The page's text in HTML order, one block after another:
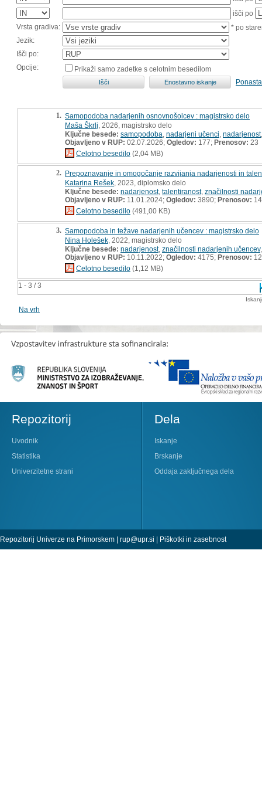
išči po
Vrsta gradiva:
* po
Jezik:
Išči po:
Opcije:
Prikaži samo zadetke s celotnim besedilom
1 - 3 / 3
1. Samopodoba nadarjenih osnovnošolcev : magistrsko delo
Maša Škrlj , 2026, magistrsko delo
Ključne besede: samopodoba nadarjeni učenci nadarjenost
Objavljeno v RUP: 02.07.2026; Ogledov: 177; Prenosov: 23
Celotno besedilo (2,04 MB)
2. Prepoznavanje in omogočanje razvijanja nadarjenosti in
Katarina Rešek , 2023, diplomsko delo
Ključne besede: nadarjenost, talentiranost, značilnosti
Objavljeno v RUP: 11.01.2024; Ogledov: 3890; Prenosov:
Celotno besedilo (491,00 KB)
3. Samopodoba in težave nadarjenih učencev : magistrsko delo
Nina Holešek , 2022, magistrsko delo
Ključne besede: nadarjenost, značilnosti nadarjenih učencev
Objavljeno v RUP: 10.11.2022; Ogledov: 4175; Prenosov:
Celotno besedilo (1,12 MB)
Na vrh
Repozitorij
Uvodnik
Statistika
Univerzitetne strani
Dela
Iskanje
Brskanje
Oddaja zaključnega dela
Repozitorij Univerze na Primorskem | rup@upr.si | Piškotki in zasebnost